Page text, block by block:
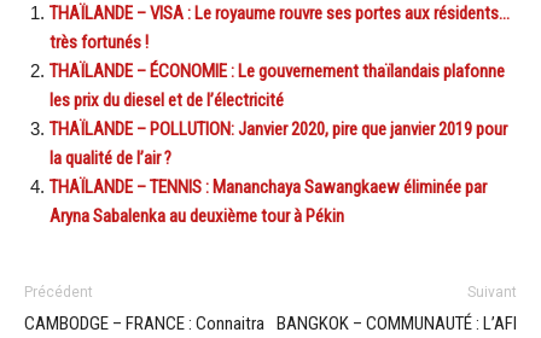
THAÏLANDE – VISA : Le royaume rouvre ses portes aux résidents…
très fortunés !
THAÏLANDE – ÉCONOMIE : Le gouvernement thaïlandais plafonne
les prix du diesel et de l’électricité
THAÏLANDE – POLLUTION: Janvier 2020, pire que janvier 2019 pour
la qualité de l’air ?
THAÏLANDE – TENNIS : Mananchaya Sawangkaew éliminée par
Aryna Sabalenka au deuxième tour à Pékin
Précédent
CAMBODGE – FRANCE : Connaitra
Suivant
BANGKOK – COMMUNAUTÉ : L’AFI